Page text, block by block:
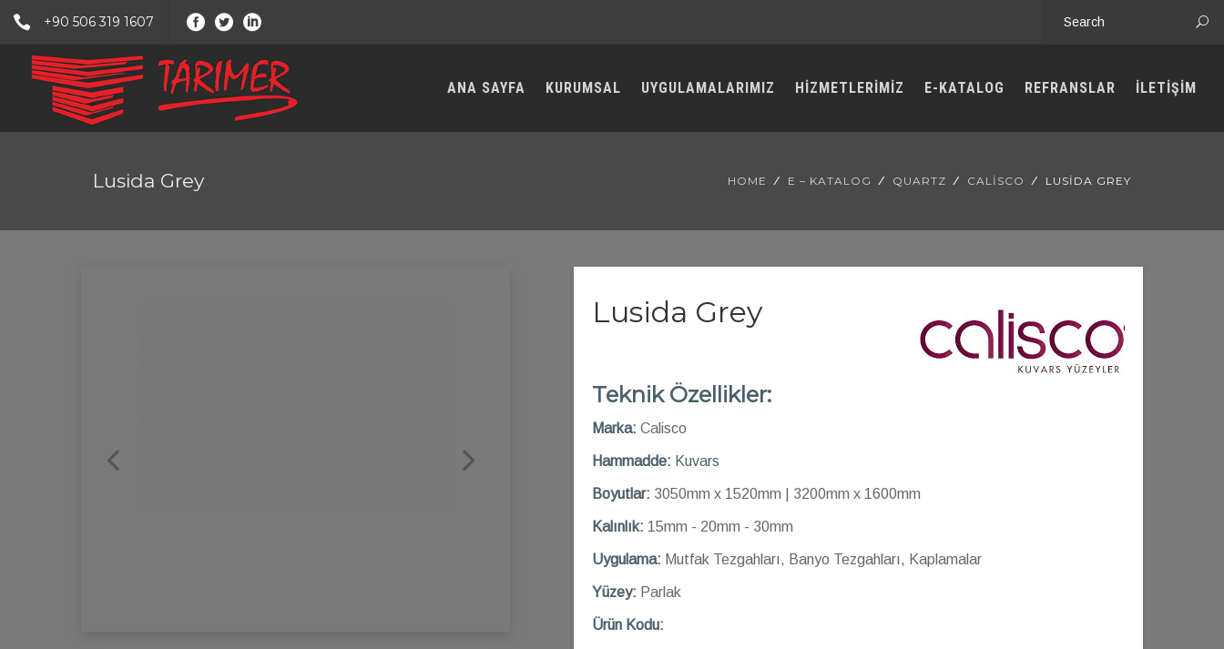
+90 506 319 1607
ANA SAYFA KURUMSAL UYGULAMALARIMIZ HİZMETLERİMİZ E-KATALOG REFRANSLAR İLETİŞİM
Lusida Grey HOME E – KATALOG QUARTZ CALISCO LUSIDA GREY
Lusida Grey
Teknik Özellikler:
Marka: Calisco
Hammadde: Kuvars
Boyutlar: 3050mm x 1520mm | 3200mm x 1600mm
Kalınlık: 15mm - 20mm - 30mm
Uygulama: Mutfak Tezgahları, Banyo Tezgahları, Kaplamalar
Yüzey: Parlak
Ürün Kodu: